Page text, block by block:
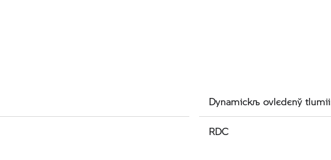
Dynamickљ ovlєdєnў
RDC